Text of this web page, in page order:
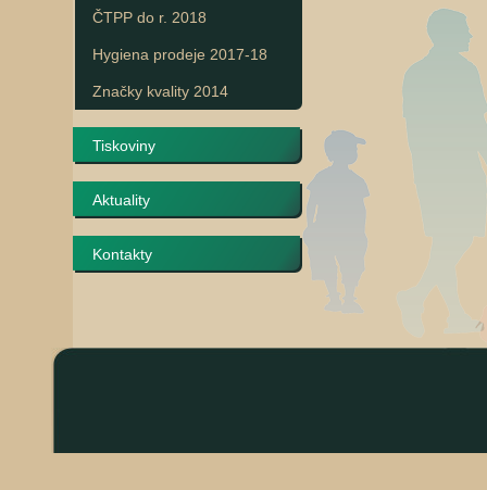
ČTPP do r. 2018
Hygiena prodeje 2017-18
Značky kvality 2014
Tiskoviny
Aktuality
Kontakty